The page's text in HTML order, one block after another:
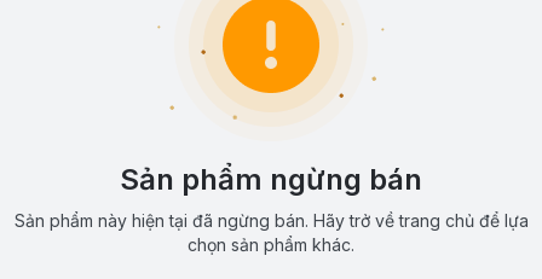
Sản phẩm ngừng bán
Sản phẩm này hiện tại đã ngừng bán. Hãy trở về trang chủ để lựa
chọn sản phẩm khác.